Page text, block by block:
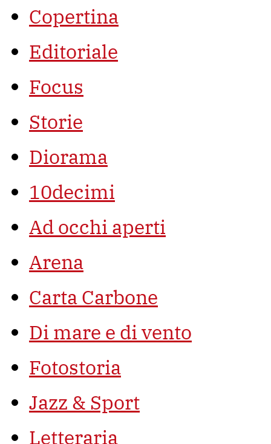
Copertina
Editoriale
Focus
Storie
Diorama
10decimi
Ad occhi aperti
Arena
Carta Carbone
Di mare e di vento
Fotostoria
Jazz & Sport
Letteraria